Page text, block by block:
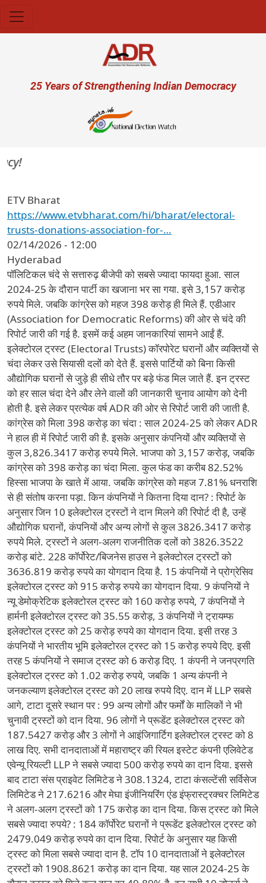
User account menu
25 Years of Strengthening Indian Democracy
ETV Bharat
https://www.etvbharat.com/hi/bharat/electoral-
trusts-donations-association-for-…
02/14/2026 - 12:00
Hyderabad
पॉलिटिकल चंदे से सत्तारुढ़ बीजेपी को सबसे ज्यादा फायदा हुआ. साल
2024-25 के दौरान पार्टी का खजाना भर सा गया. इसे 3,157 करोड़
रुपये मिले. जबकि कांग्रेस को महज 398 करोड़ ही मिले हैं. एडीआर
(Association for Democratic Reforms) की ओर से चंदे की
रिपोर्ट जारी की गई है. इसमें कई अहम जानकारियां सामने आईं हैं.
इलेक्टोरल ट्रस्ट (Electoral Trusts) कॉरपोरेट घरानों और व्यक्तियों से
चंदा लेकर उसे सियासी दलों को देते हैं. इससे पार्टियों को बिना किसी
औद्योगिक घरानों से जुड़े ही सीधे तौर पर बड़े फंड मिल जाते हैं. इन ट्रस्ट
को हर साल चंदा देने और लेने वालों की जानकारी चुनाव आयोग को देनी
होती है. इसे लेकर प्रत्येक वर्ष ADR की ओर से रिपोर्ट जारी की जाती है.
कांग्रेस को मिला 398 करोड़ का चंदा : साल 2024-25 को लेकर ADR
ने हाल ही में रिपोर्ट जारी की है. इसके अनुसार कंपनियों और व्यक्तियों से
कुल 3,826.3417 करोड़ रुपये मिले. भाजपा को 3,157 करोड़, जबकि
कांग्रेस को 398 करोड़ का चंदा मिला. कुल फंड का करीब 82.52%
हिस्सा भाजपा के खाते में आया. जबकि कांग्रेस को महज 7.81% धनराशि
से ही संतोष करना पड़ा. किन कंपनियों ने कितना दिया दान? : रिपोर्ट के
अनुसार जिन 10 इलेक्टोरल ट्रस्टों ने दान मिलने की रिपोर्ट दी है, उन्हें
औद्योगिक घरानों, कंपनियों और अन्य लोगों से कुल 3826.3417 करोड़
रुपये मिले. ट्रस्टों ने अलग-अलग राजनीतिक दलों को 3826.3522
करोड़ बांटे. 228 कॉर्पोरेट/बिजनेस हाउस ने इलेक्टोरल ट्रस्टों को
3636.819 करोड़ रुपये का योगदान दिया है. 15 कंपनियों ने प्रोग्रेसिव
इलेक्टोरल ट्रस्ट को 915 करोड़ रुपये का योगदान दिया. 9 कंपनियों ने
न्यू डेमोक्रेटिक इलेक्टोरल ट्रस्ट को 160 करोड़ रुपये, 7 कंपनियों ने
हार्मनी इलेक्टोरल ट्रस्ट को 35.55 करोड़, 3 कंपनियों ने ट्रायम्फ
इलेक्टोरल ट्रस्ट को 25 करोड़ रुपये का योगदान दिया. इसी तरह 3
कंपनियों ने भारतीय भूमि इलेक्टोरल ट्रस्ट को 15 करोड़ रुपये दिए. इसी
तरह 5 कंपनियों ने समाज ट्रस्ट को 6 करोड़ दिए. 1 कंपनी ने जनप्रगति
इलेक्टोरल ट्रस्ट को 1.02 करोड़ रुपये, जबकि 1 अन्य कंपनी ने
जनकल्याण इलेक्टोरल ट्रस्ट को 20 लाख रुपये दिए. दान में LLP सबसे
आगे, टाटा दूसरे स्थान पर : 99 अन्य लोगों और फर्मों के मालिकों ने भी
चुनावी ट्रस्टों को दान दिया. 96 लोगों ने प्रूडेंट इलेक्टोरल ट्रस्ट को
187.5427 करोड़ और 3 लोगों ने आइंजिगार्टिग इलेक्टोरल ट्रस्ट को 8
लाख दिए. सभी दानदाताओं में महाराष्ट्र की रियल इस्टेट कंपनी एलिवेटेड
एवेन्यू रियल्टी LLP ने सबसे ज्यादा 500 करोड़ रुपये का दान दिया. इससे
बाद टाटा संस प्राइवेट लिमिटेड ने 308.1324, टाटा कंसल्टेंसी सर्विसेज
लिमिटेड ने 217.6216 और मेघा इंजीनियरिंग एंड इंफ्रास्ट्रक्चर लिमिटेड
ने अलग-अलग ट्रस्टों को 175 करोड़ का दान दिया. किस ट्रस्ट को मिले
सबसे ज्यादा रुपये? : 184 कॉर्पोरेट घरानों ने प्रूडेंट इलेक्टोरल ट्रस्ट को
2479.049 करोड़ रुपये का दान दिया. रिपोर्ट के अनुसार यह किसी
ट्रस्ट को मिला सबसे ज्यादा दान है. टॉप 10 दानदाताओं ने इलेक्टोरल
ट्रस्टों को 1908.8621 करोड़ का दान दिया. यह साल 2024-25 के